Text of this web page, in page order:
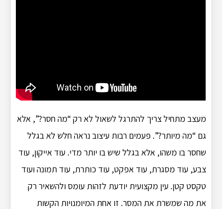
מעצב מתחיל צריך להתרגל לשאול לא רק “מה חסר?”, אלא
גם “מה מיותר?”. פעמים רבות עיצוב נראה חלש לא בגלל
שחסר בו משהו, אלא בגלל שיש בו יותר מדי. עוד אייקון, עוד
צבע, עוד מסגרת, עוד אפקט, עוד כותרת, עוד תמונה ועוד
טקסט קטן. עין מקצועית יודעת לזהות עומס ולהשאיר רק
את מה שמשרת את המסר. זו אחת המיומנויות הקשות